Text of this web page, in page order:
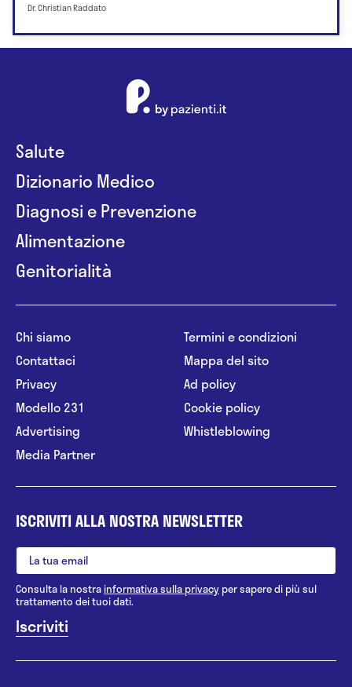
Dr. Christian Raddato
Salute
Dizionario Medico
Diagnosi e Prevenzione
Alimentazione
Genitorialità
Chi siamo
Contattaci
Privacy
Modello 231
Advertising
Media Partner
Termini e condizioni
Mappa del sito
Ad policy
Cookie policy
Whistleblowing
ISCRIVITI ALLA NOSTRA NEWSLETTER
Consulta la nostrainformativa sulla privacy per sapere di più sul
trattamento dei tuoi dati.